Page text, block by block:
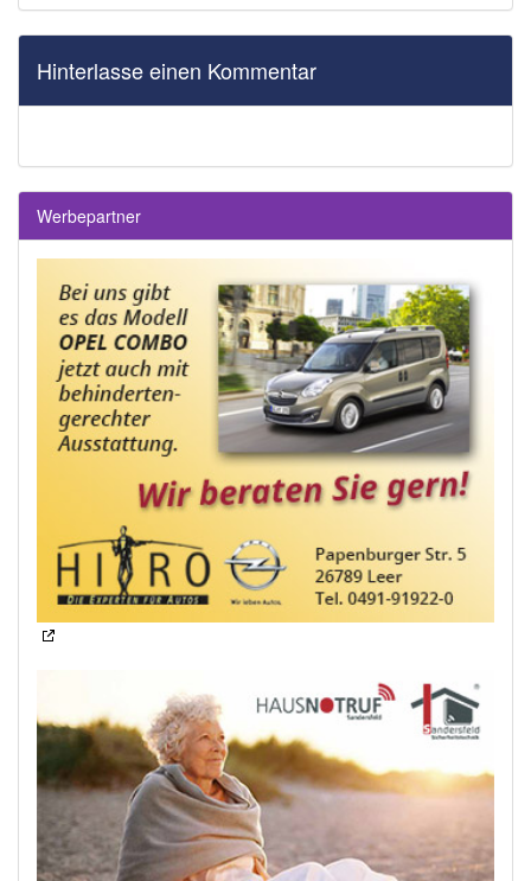
Hinterlasse einen Kommentar
Werbepartner